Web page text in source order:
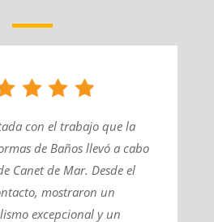
con el trabajo que la
de Baños llevó a cabo
Canet de Mar. Desde el
mostraron un
excepcional y un